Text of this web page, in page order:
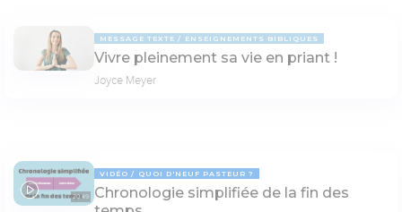
MESSAGE TEXTE ENSEIGNEMENTS BIBLIQUES
Vivre pleinement sa vie en priant !
Joyce Meyer
20:49
VIDÉO QUOI D'NEUF PASTEUR ?
Chronologie simplifiée de la fin des